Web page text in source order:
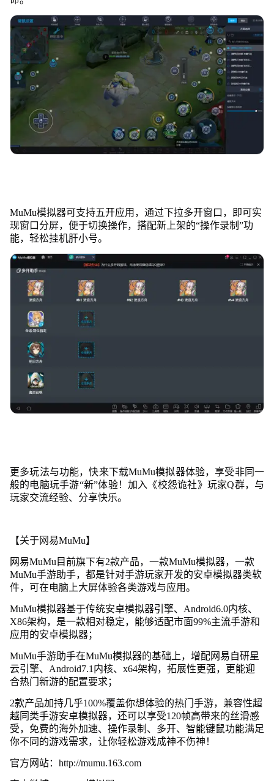
MuMu模拟器可支持五开应用，通过下拉多开窗口，即可实
现窗口分屏，便于切换操作，搭配新上架的“操作录制”功
能，轻松挂机肝小号。
更多玩法与功能，快来下载MuMu模拟器体验，享受非同一
般的电脑玩手游“新”体验！加入《校怨诡社》玩家Q群，与
玩家交流经验、分享快乐。
【关于网易MuMu】
网易MuMu目前旗下有2款产品，一款MuMu模拟器，一款
MuMu手游助手，都是针对手游玩家开发的安卓模拟器类软
件，可在电脑上大屏体验各类游戏与应用。
MuMu模拟器基于传统安卓模拟器引擎、Android6.0内核、
X86架构，是一款相对稳定，能够适配市面99%主流手游和
应用的安卓模拟器；
MuMu手游助手在MuMu模拟器的基础上，增配网易自研星
云引擎、Android7.1内核、x64架构，拓展性更强，更能迎
合热门新游的配置要求；
2款产品加持几乎100%覆盖你想体验的热门手游，兼容性超
越同类手游安卓模拟器，还可以享受120帧高带来的丝滑感
受，免费的海外加速、操作录制、多开、智能键鼠功能满足
你不同的游戏需求，让你轻松游戏成神不伤神！
官方网站：http://mumu.163.com